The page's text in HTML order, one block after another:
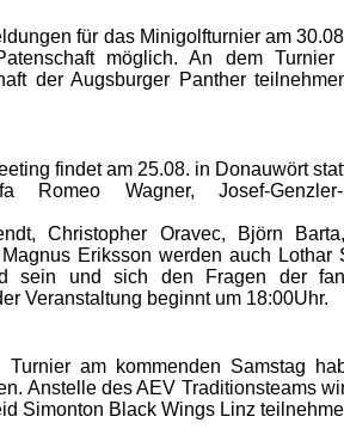
für das Minigolfturnier am
möglich. An dem
der Augsburger Panther
findet am 25.08. in Donauwört
Romeo Wagner, Josef-
Christopher Oravec, Björn
Eriksson werden auch Lothar
sein und sich den Fragen der
Veranstaltung beginnt um 18:00Uhr.
Turnier am kommenden Samstag
Anstelle des AEV Traditionsteams
Simonton Black Wings Linz